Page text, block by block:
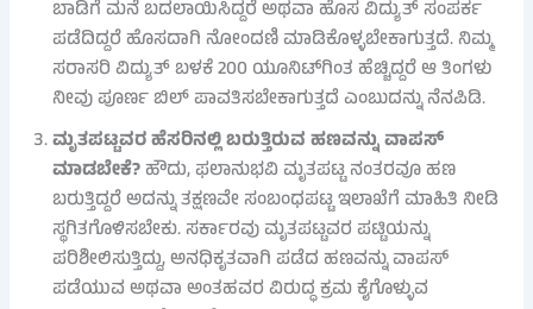
ಬಾಡಿಗೆ ಮನೆ ಬದಲಾಯಿಸಿದ್ದರೆ ಅಥವಾ ಹೊಸ ವಿದ್ಯುತ್ ಸಂಪರ್ಕ
ಪಡೆದಿದ್ದರೆ ಹೊಸದಾಗಿ ನೋಂದಣಿ ಮಾಡಿಕೊಳ್ಳಬೇಕಾಗುತ್ತದೆ. ನಿಮ್ಮ
ಸರಾಸರಿ ವಿದ್ಯುತ್ ಬಳಕೆ 200 ಯೂನಿಟ್‌ಗಿಂತ ಹೆಚ್ಚಿದ್ದರೆ ಆ ತಿಂಗಳು
ನೀವು ಪೂರ್ಣ ಬಿಲ್ ಪಾವತಿಸಬೇಕಾಗುತ್ತದೆ ಎಂಬುದನ್ನು ನೆನಪಿಡಿ.
ಮೃತಪಟ್ಟವರ ಹೆಸರಿನಲ್ಲಿ ಬರುತ್ತಿರುವ ಹಣವನ್ನು ವಾಪಸ್
ಮಾಡಬೇಕೆ?ಹೌದು, ಫಲಾನುಭವಿ ಮೃತಪಟ್ಟ ನಂತರವೂ ಹಣ
ಬರುತ್ತಿದ್ದರೆ ಅದನ್ನು ತಕ್ಷಣವೇ ಸಂಬಂಧಪಟ್ಟ ಇಲಾಖೆಗೆ ಮಾಹಿತಿ ನೀಡಿ
ಸ್ಥಗಿತಗೊಳಿಸಬೇಕು. ಸರ್ಕಾರವು ಮೃತಪಟ್ಟವರ ಪಟ್ಟಿಯನ್ನು
ಪರಿಶೀಲಿಸುತ್ತಿದ್ದು, ಅನಧಿಕೃತವಾಗಿ ಪಡೆದ ಹಣವನ್ನು ವಾಪಸ್
ಪಡೆಯುವ ಅಥವಾ ಅಂತಹವರ ವಿರುದ್ಧ ಕ್ರಮ ಕೈಗೊಳ್ಳುವ